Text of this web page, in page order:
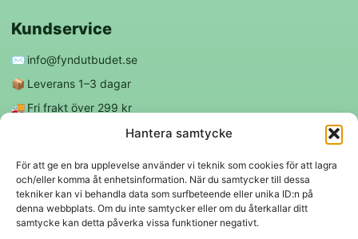
Hantera samtycke
För att ge en bra upplevelse använder vi teknik som cookies för att lagra
och/eller komma åt enhetsinformation. När du samtycker till dessa
tekniker kan vi behandla data som surfbeteende eller unika ID:n på
denna webbplats. Om du inte samtycker eller om du återkallar ditt
samtycke kan detta påverka vissa funktioner negativt.
Kundservice
✉️ info@fyndutbudet.se
📦 Leverans 1–3 dagar
🚚 Fri frakt över 299 kr
Följ oss
f ◎